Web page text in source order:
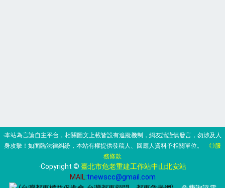
‧本站為言論自主平台，相關圖文上載皆設有追蹤機制，網友請謹慎發言，勿涉及人
身攻擊！如面臨法律糾紛，本站有權提供發稿人、回應人資料予相關單位。 ◎服
務條款
‧Copyright © 臺北市危老重建工作站中山北安站
MAIL:tnewscc@gmail.com